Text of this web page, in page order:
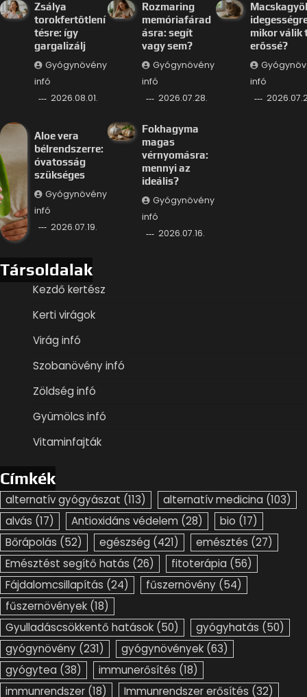
Zsálya
torokfertőtlení
tésre: így
gargalizálj
Gyógynövény
infó
2026.08.01.
Rozmaring
memóriafárad
ásra: segít
vagy sem?
Gyógynövény
infó
2026.07.28.
mikor válik
erőssé?
infó
Aloe vera
bélrendszerre:
óvatosság
szükséges
Gyógynövény
infó
2026.07.19.
Fokhagyma
magas
vérnyomásra:
mennyi az
ideális?
Gyógynövény
infó
2026.07.16.
Társoldalak
Kezdő kertész
Kerti virágok
Virág infó
Szobanövény infó
Zöldség infó
Gyümölcs infó
Vitaminfajták
Címkék
alternatív gyógyászat (113) alternatív medicina (103)
alvás (17) Antioxidáns védelem (28) bio (17)
Bőrápolás (52) egészség (421) emésztés (27)
Emésztést segítő hatás (26) fitoterápia (56)
Fájdalomcsillapítás (24) fűszernövény (54)
fűszernövények (18)
Gyulladáscsökkentő hatások (50) gyógyhatás (50)
gyógynövény (231) gyógynövények (63)
gyógytea (38) immunerősítés (18)
immunrendszer (18) Immunrendszer erősítés (32)